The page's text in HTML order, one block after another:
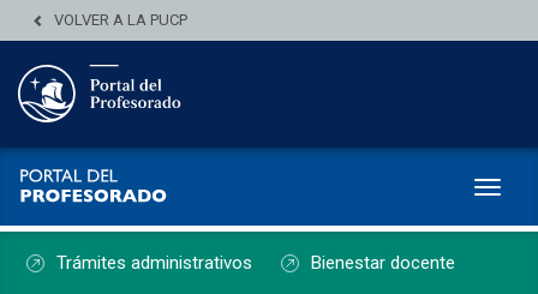
VOLVER A LA PUCP
Trámites administrativos Bienestar docente